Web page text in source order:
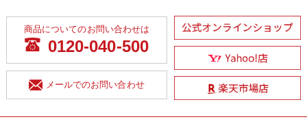
商品についてのお問い合わせは
0120-040-500
メールでのお問い合わせ